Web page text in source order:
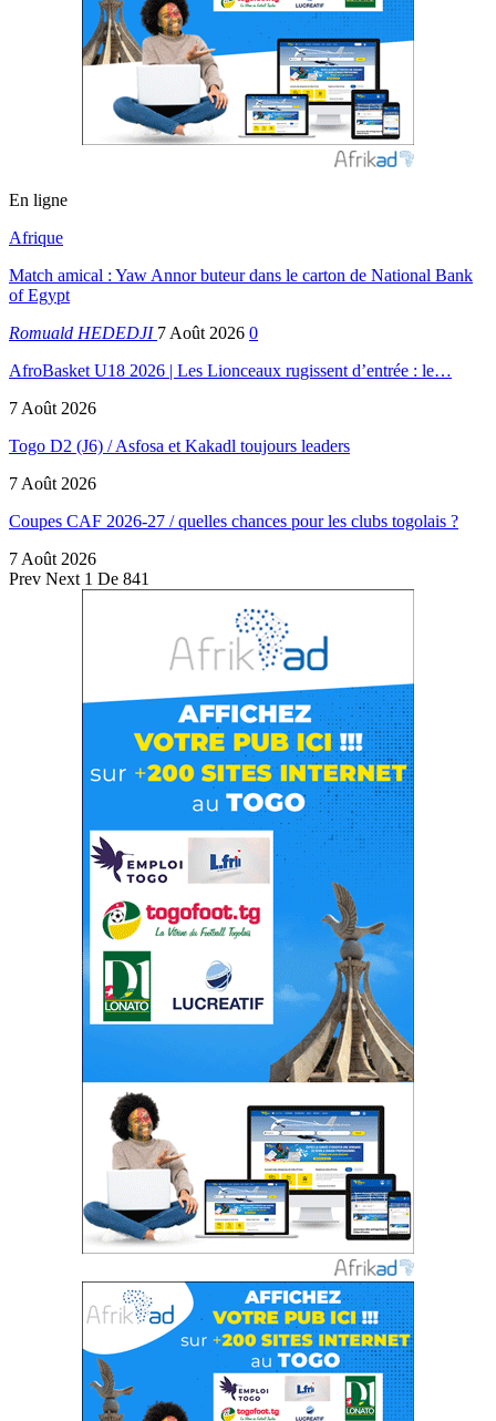
En ligne
Afrique
Match amical : Yaw Annor buteur dans le carton de National Bank
of Egypt
Romuald HEDEDJI 7 Août 2026 0
AfroBasket U18 2026 | Les Lionceaux rugissent d’entrée : le…
7 Août 2026
Togo D2 (J6) / Asfosa et Kakadl toujours leaders
7 Août 2026
Coupes CAF 2026-27 / quelles chances pour les clubs togolais ?
7 Août 2026
Prev Next 1 De 841